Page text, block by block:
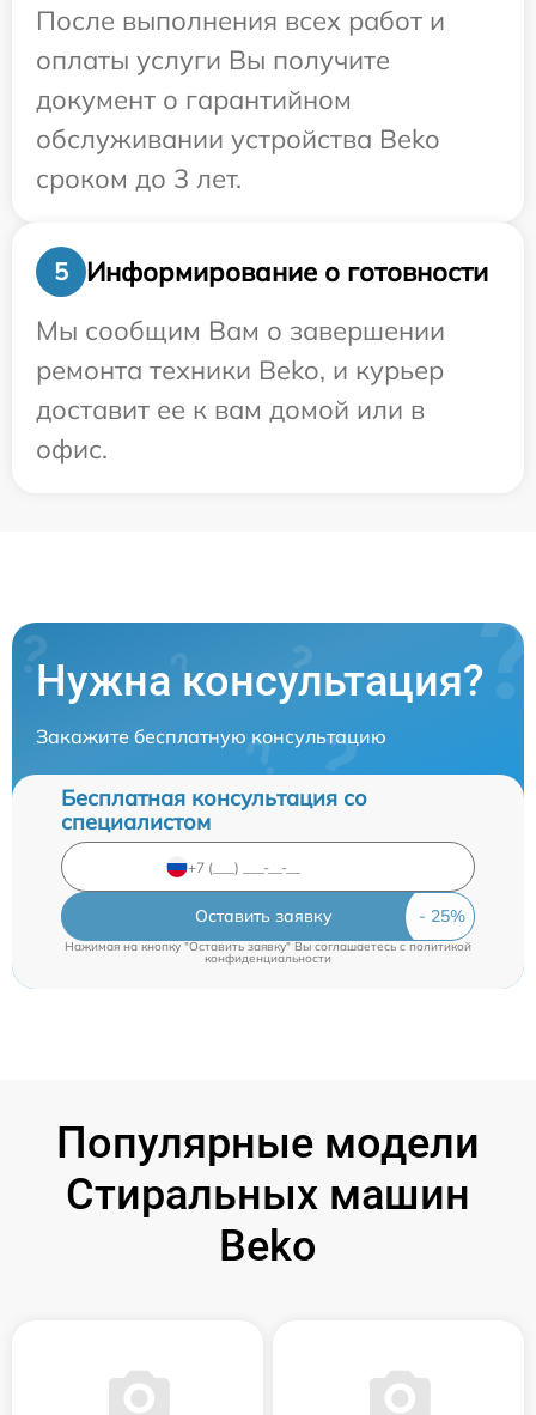
После выполнения всех работ и
оплаты услуги Вы получите
документ о гарантийном
обслуживании устройства Beko
сроком до 3 лет.
5
Информирование о готовности
Мы сообщим Вам о завершении
ремонта техники Beko, и курьер
доставит ее к вам домой или в
офис.
Нужна консультация?
Закажите бесплатную консультацию
Бесплатная консультация со
специалистом
Оставить заявку
Нажимая на кнопку "Оставить заявку" Вы соглашаетесь cполитикой
конфиденциальности
Популярные модели
Стиральных машин
Beko